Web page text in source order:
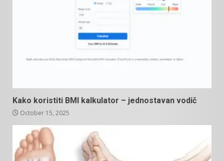
Kako koristiti BMI kalkulator – jednostavan vodič
October 15, 2025